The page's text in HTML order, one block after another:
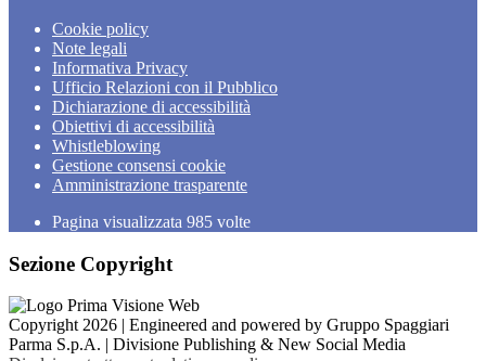
Cookie policy
Note legali
Informativa Privacy
Ufficio Relazioni con il Pubblico
Dichiarazione di accessibilità
Obiettivi di accessibilità
Whistleblowing
Gestione consensi cookie
Amministrazione trasparente
Pagina visualizzata 985 volte
Sezione Copyright
Copyright 2026 | Engineered and powered by Gruppo Spaggiari
Parma S.p.A. | Divisione Publishing & New Social Media